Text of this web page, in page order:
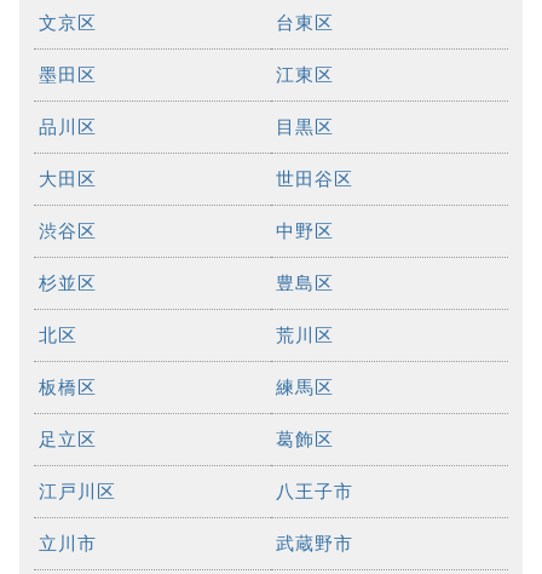
文京区 台東区
墨田区 江東区
品川区 目黒区
大田区 世田谷区
渋谷区 中野区
杉並区 豊島区
北区 荒川区
板橋区 練馬区
足立区 葛飾区
江戸川区 八王子市
立川市 武蔵野市